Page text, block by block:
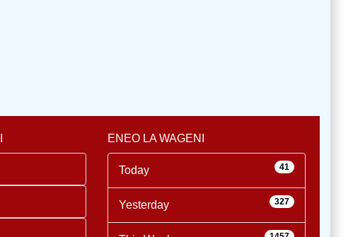
ENEO LA WAGENI
Today 41
Yesterday 327